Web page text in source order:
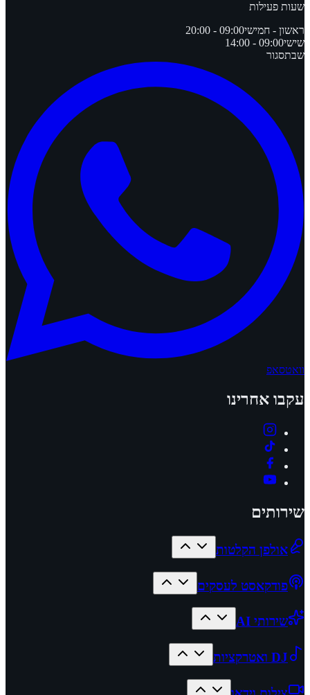
שעות פעילות
ראשון - חמישי09:00 - 20:00
שישי09:00 - 14:00
שבתסגור
וואטסאפ
עקבו אחרינו
שירותים
אולפן הקלטות
פודקאסט לעסקים
שירותי AI
DJ ואטרקציות